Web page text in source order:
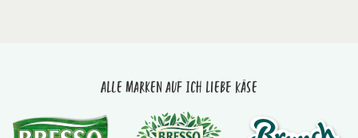
Alle Marken auf Ich liebe Käse